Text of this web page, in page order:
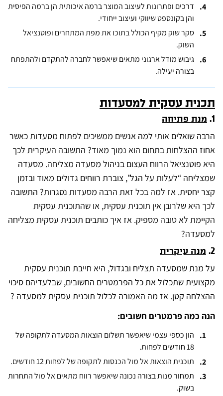
דרכים ופתרונות לעיצוב המוצר ברמה איכותית הן ברמה הפיסית
והן בקונספט שיווקי ועיצוב ייחודי.
סקר שוק מקיף הכולל בתוכו את מפת המתחרים ופוטנציאל
השוק.
גיבוש מודל ארגוני מתאים שיאפשר לחברה להתקדם ולהתפתח
בצורה יעילה.
תכנית עסקית למסעדות
1. מנת פתיחה
הרבה שואלים אותי למה אנשים ממשיכים לפתוח מסעדות כאשר
אחוז ההצלחות בתחום הוא נמוך מאוד? התשובה העיקרית לכך
היא פוטנציאל הרווח העצום בניהול מסעדה מצליחה. מסעדה
שמצליחה “לעלות על הגל”, צוברת רווחים גדולים מאוד ובזמן
קצר יחסית. אז למה בכל זאת הרבה מסעדות נסגרות? התשובה
לכך היא שלרובן אין תוכנית עסקית, או שהתוכנית עסקית
הקיימת לא טובה מספיק. אז איך כותבים תוכנית עסקית מצליחה
למסעדה?
2. מנה עיקרית
על מנת שמסעדה תצליח ובגדול, היא חייבת תוכנית עסקית
מקצועית שתכלול את כל הפרמטרים החשובים, שבלעדיהם סיכוי
ההצלחה קטן. אז מה האמורה לכלול תוכנית עסקית למסעדה ?
הנה כמה פרמטרים חשובים:
הון כספי עצמי שיאפשר תשלום הוצאות המסעדה לתקופה של
18 חודשים לפחות.
תוכנית הוצאות אל מול הכנסות לתקופה של לפחות 12 חודשים.
תמחור מנות בצורה נכונה שיאפשר רווח מתאים אל מול התחרות
בשוק.